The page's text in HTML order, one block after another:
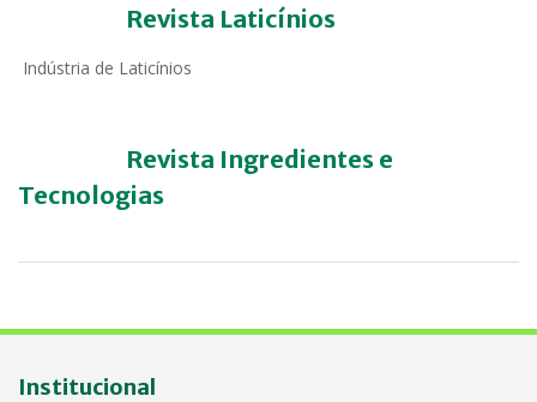
Revista Laticínios
Indústria de Laticínios
Revista Ingredientes e
Tecnologias
Institucional